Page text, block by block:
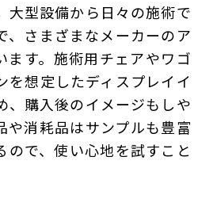
大型設備から日々の施術で
、さまざまなメーカーのア
ます。施術用チェアやワゴ
を想定したディスプレイイ
、購入後のイメージもしや
や消耗品はサンプルも豊富
ので、使い心地を試すこと